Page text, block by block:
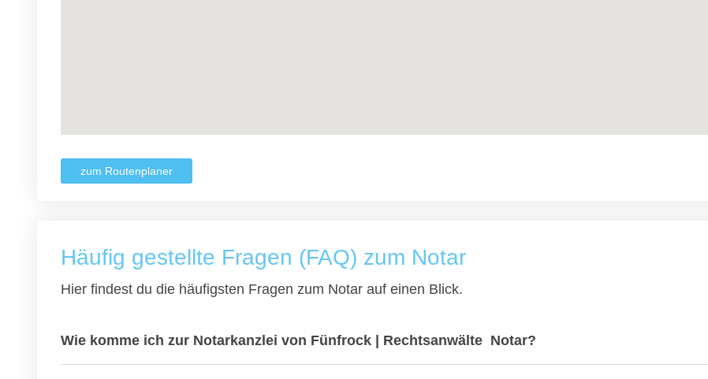
zum Routenplaner
Häufig gestellte Fragen (FAQ) zum Notar
Hier findest du die häufigsten Fragen zum Notar auf einen Blick.
Wie komme ich zur Notarkanzlei von Fünfrock | Rechtsanwälte  Notar?